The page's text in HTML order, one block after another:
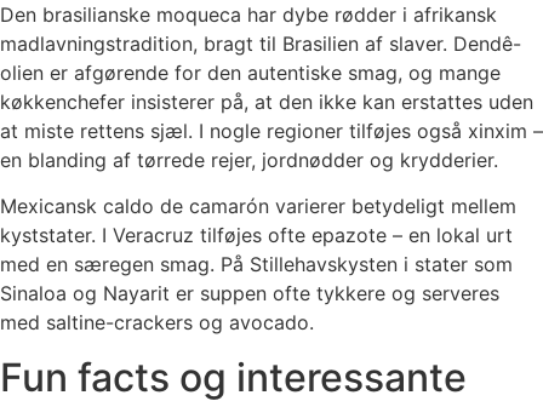
Den brasilianske moqueca har dybe rødder i afrikansk
madlavningstradition, bragt til Brasilien af slaver. Dendê-
olien er afgørende for den autentiske smag, og mange
køkkenchefer insisterer på, at den ikke kan erstattes uden
at miste rettens sjæl. I nogle regioner tilføjes også xinxim –
en blanding af tørrede rejer, jordnødder og krydderier.
Mexicansk caldo de camarón varierer betydeligt mellem
kyststater. I Veracruz tilføjes ofte epazote – en lokal urt
med en særegen smag. På Stillehavskysten i stater som
Sinaloa og Nayarit er suppen ofte tykkere og serveres
med saltine-crackers og avocado.
Fun facts og interessante